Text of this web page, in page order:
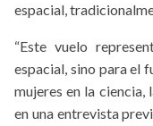
espacial,
“Este vuelo
espacial, sino para el
mujeres en la ciencia,
en una entrevista